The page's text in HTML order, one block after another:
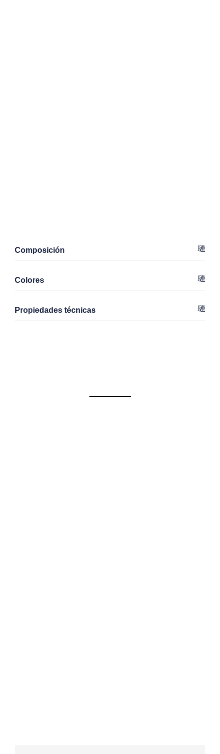
Composición
Colores
Propiedades técnicas